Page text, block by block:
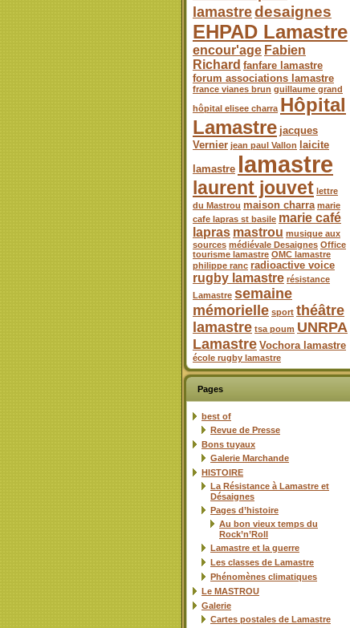
lamastredesaignes
EHPAD Lamastre
encour'age Fabien
Richard fanfare lamastre
forum associations lamastre
france vianes brun guillaume grand
hôpital elisee charra Hôpital
Lamastre jacques
Vernier jean paul Vallon
laicite
lamastre lamastre
laurent jouvet lettre
du Mastrou maison charra marie
cafe lapras st basile marie café
lapras mastrou musique aux
sources médiévale Desaignes Office
tourisme lamastre OMC lamastre
philippe ranc radioactive voice
rugby lamastre résistance
Lamastre semaine
mémorielle sport théâtre
lamastre tsa poum UNRPA
Lamastre Vochora lamastre
école rugby lamastre
Pages
best of
Revue de Presse
Bons tuyaux
Galerie Marchande
HISTOIRE
La Résistance à Lamastre et
Désaignes
Pages d’histoire
Au bon vieux temps du
Rock’n’Roll
Lamastre et la guerre
Les classes de Lamastre
Phénomènes climatiques
Le MASTROU
Galerie
Cartes postales de Lamastre